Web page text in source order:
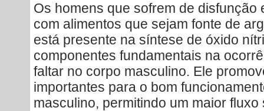
Os homens que sofrem de disfunção
com alimentos que sejam fonte de
está presente na síntese de óxido
componentes fundamentais na
faltar no corpo masculino. Ele
importantes para o bom
masculino, permitindo um maior fluxo